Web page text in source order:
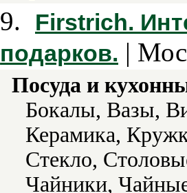
9.
Firstrich.
подарков. |
Посуда и
Бокалы, Вазы,
Керамика,
Стекло,
Чайники,